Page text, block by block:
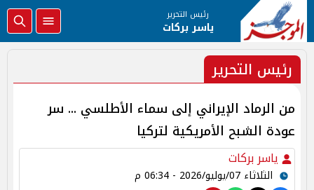
رئيس التحرير
ياسر بركات
رئيس التحرير
من الرماد الإيراني إلى سماء الأطلسي ... سر
عودة الشبح الأمريكية لتركيا
ياسر بركات
الثلاثاء 07/يوليو/2026 - 06:34 م